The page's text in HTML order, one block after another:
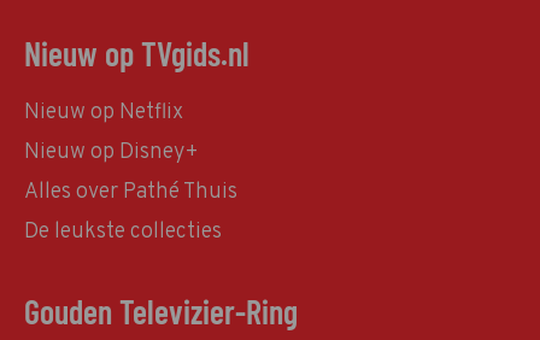
Nieuw op TVgids.nl
Nieuw op Netflix
Nieuw op Disney+
Alles over Pathé Thuis
De leukste collecties
Gouden Televizier-Ring